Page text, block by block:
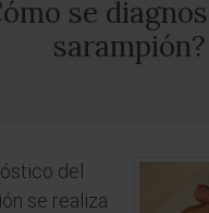
se
sarampión?
del
se realiza